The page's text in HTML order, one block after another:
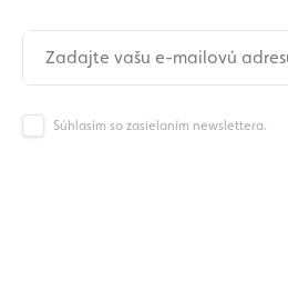
Súhlasím so zasielaním newslettera.